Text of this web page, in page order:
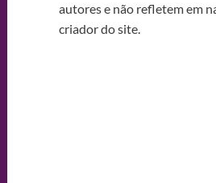
autores e não refletem em
criador do site.